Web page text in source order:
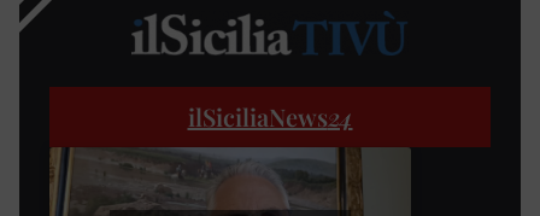
ilSiciliaNews24